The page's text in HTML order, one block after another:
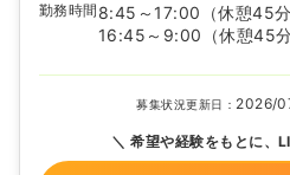
勤務時間 8:45～17:00
（休憩45分
16:45～9:00
（休憩45分
募集状況更新日： 2026/
希望や経験をもとに、